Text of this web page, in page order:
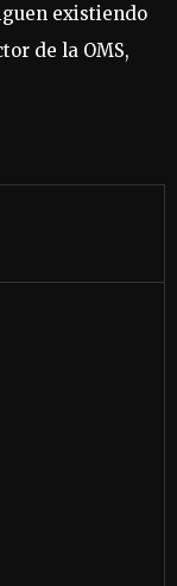
existiendo
de la OMS,